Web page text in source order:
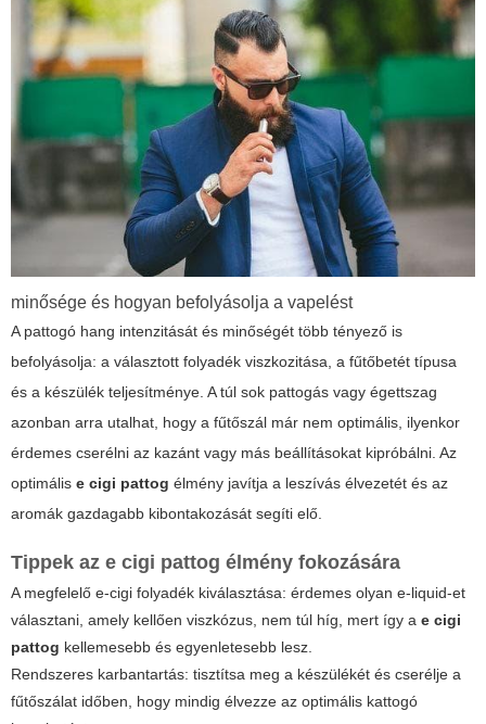
minősége és hogyan befolyásolja a vapelést
A pattogó hang intenzitását és minőségét több tényező is
befolyásolja: a választott folyadék viszkozitása, a fűtőbetét típusa
és a készülék teljesítménye. A túl sok pattogás vagy égettszag
azonban arra utalhat, hogy a fűtőszál már nem optimális, ilyenkor
érdemes cserélni az kazánt vagy más beállításokat kipróbálni. Az
optimális e cigi pattog élmény javítja a leszívás élvezetét és az
aromák gazdagabb kibontakozását segíti elő.
Tippek az e cigi pattog élmény fokozására
A megfelelő e-cigi folyadék kiválasztása: érdemes olyan e-liquid-et
választani, amely kellően viszkózus, nem túl híg, mert így a e cigi
pattog kellemesebb és egyenletesebb lesz.
Rendszeres karbantartás: tisztítsa meg a készülékét és cserélje a
fűtőszálat időben, hogy mindig élvezze az optimális kattogó